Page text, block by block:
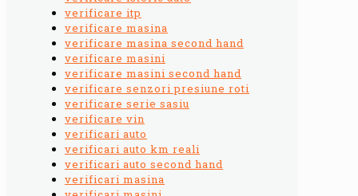
verificare itp
verificare masina
verificare masina second hand
verificare masini
verificare masini second hand
verificare senzori presiune roti
verificare serie sasiu
verificare vin
verificari auto
verificari auto km reali
verificari auto second hand
verificari masina